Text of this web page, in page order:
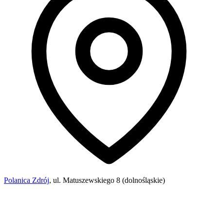
Polanica Zdrój, ul. Matuszewskiego 8 (dolnośląskie)